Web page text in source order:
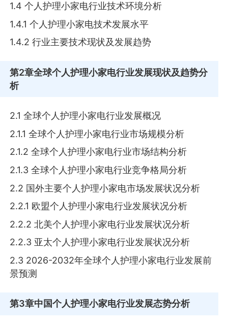
1.4 个人护理小家电行业技术环境分析
1.4.1 个人护理小家电技术发展水平
1.4.2 行业主要技术现状及发展趋势
第2章全球个人护理小家电行业发展现状及趋势分
析
2.1 全球个人护理小家电行业发展概况
2.1.1 全球个人护理小家电行业市场规模分析
2.1.2 全球个人护理小家电行业市场结构分析
2.1.3 全球个人护理小家电行业竞争格局分析
2.2 国外主要个人护理小家电市场发展状况分析
2.2.1 欧盟个人护理小家电行业发展状况分析
2.2.2 北美个人护理小家电行业发展状况分析
2.2.3 亚太个人护理小家电行业发展状况分析
2.3 2026-2032年全球个人护理小家电行业发展前
景预测
第3章中国个人护理小家电行业发展态势分析